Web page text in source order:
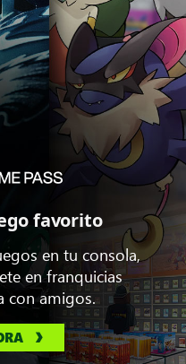
favorito
en tu consola,
en franquicias
con amigos.